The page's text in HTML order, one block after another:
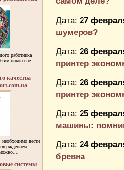
Дата: 27
шумеров?
Дата: 26
принтер
Дата: 26
принтер
Дата: 25
машины:
Дата: 24
бревна
работника
никого не
качества
вести
системы